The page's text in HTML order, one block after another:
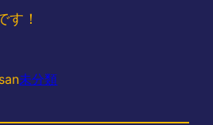
す！
未分類